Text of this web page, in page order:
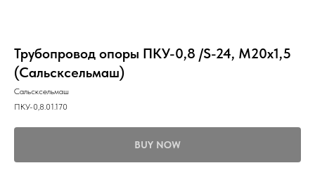
Трубопровод опоры ПКУ-0,8 /S-24, М20х1,5
(Сальсксельмаш)
Сальсксельмаш
ПКУ-0,8.01.170
BUY NOW